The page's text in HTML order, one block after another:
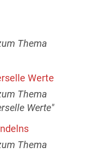
Thema
Werte
Thema
Werte"
Thema